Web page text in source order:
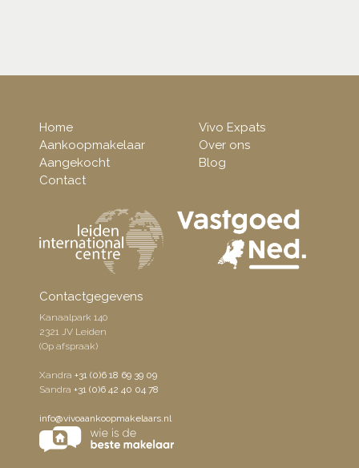
Home
Aankoopmakelaar
Aangekocht
Vivo Expats
Over ons
Blog
Contact
Contactgegevens
Kanaalpark 140
2321 JV Leiden
(Op afspraak)
Xandra+31 (0)6 18 69 39 09
Sandra+31 (0)6 42 40 04 78
info@vivoaankoopmakelaars.nl